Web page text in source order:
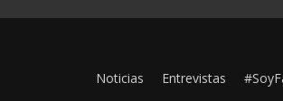
Noticias Entrevistas